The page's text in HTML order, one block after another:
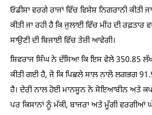
ਓਡੀਸ਼ਾ ਵਰਗੇ ਰਾਜਾਂ ਵਿੱਚ ਵਿਸ਼ੇਸ਼ ਨਿਗਰਾਨੀ ਕੀਤੀ
ਕੀਤੀ ਜਾ ਰਹੀ ਹੈ ਕਿ ਜੁਲਾਈ ਵਿੱਚ ਮੀਂਹ ਦੀ ਰਫ਼ਤਾਰ
ਸਾਉਣੀ ਦੀ ਬਿਜਾਈ ਵਿੱਚ ਤੇਜ਼ੀ ਆਵੇਗੀ।
ਸ਼ਿਵਰਾਜ ਸਿੰਘ ਨੇ ਦੱਸਿਆ ਕਿ ਇਸ ਵੇਲੇ 350.85
ਕੀਤੀ ਗਈ ਹੈ, ਜੋ ਕਿ ਪਿਛਲੇ ਸਾਲ ਨਾਲੋਂ ਲਗਭਗ
ਹੈ। ਦੇਰੀ ਨਾਲ ਹੋਈ ਮਾਨਸੂਨ ਨੇ ਸੋਇਆਬੀਨ ਅਤੇ
ਪਰ ਕਿਸਾਨਾਂ ਨੂੰ ਮੱਕੀ, ਬਾਜਰਾ ਅਤੇ ਮੂੰਗੀ